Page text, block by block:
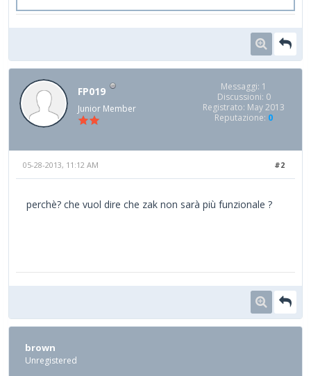
FP019
Junior Member
Messaggi: 1
Discussioni: 0
Registrato: May 2013
Reputazione: 0
#2
05-28-2013, 11:12 AM
perchè? che vuol dire che zak non sarà più funzionale ?
brown
Unregistered